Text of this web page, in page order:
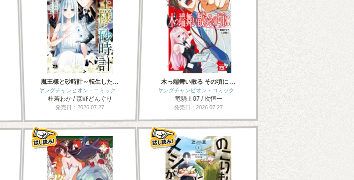
魔王様と砂時計～転生した…
ヤングチャンピオン・コミック…
杜若わか / 森野どんぐり
発売日：2026.07.27
木っ端舞い散る その頃に …
ヤングチャンピオン・コミック…
竜騎士07 / 次恒一
発売日：2026.07.27